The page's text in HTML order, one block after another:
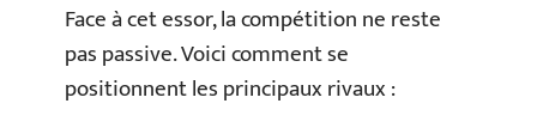
Face à cet essor, la compétition ne reste
pas passive. Voici comment se
positionnent les principaux rivaux :